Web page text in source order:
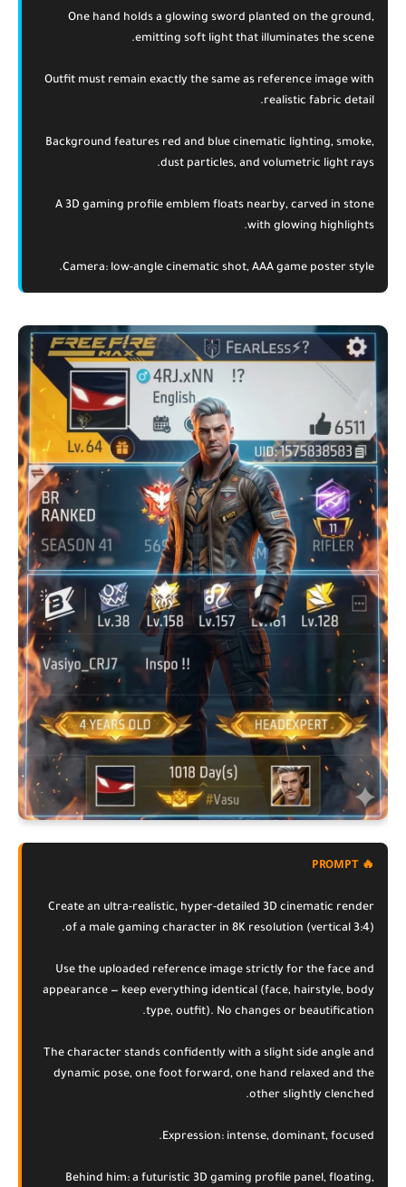
One hand holds a glowing sword planted on the ground,
emitting soft light that illuminates the scene.
Outfit must remain exactly the same as reference image with
realistic fabric detail.
Background features red and blue cinematic lighting, smoke,
dust particles, and volumetric light rays.
A 3D gaming profile emblem floats nearby, carved in stone
with glowing highlights.
Camera: low-angle cinematic shot, AAA game poster style.
🔥 PROMPT
Create an ultra-realistic, hyper-detailed 3D cinematic render
of a male gaming character in 8K resolution (vertical 3:4).
Use the uploaded reference image strictly for the face and
appearance — keep everything identical (face, hairstyle, body
type, outfit). No changes or beautification.
The character stands confidently with a slight side angle and
dynamic pose, one foot forward, one hand relaxed and the
other slightly clenched.
Expression: intense, dominant, focused.
Behind him: a futuristic 3D gaming profile panel, floating,